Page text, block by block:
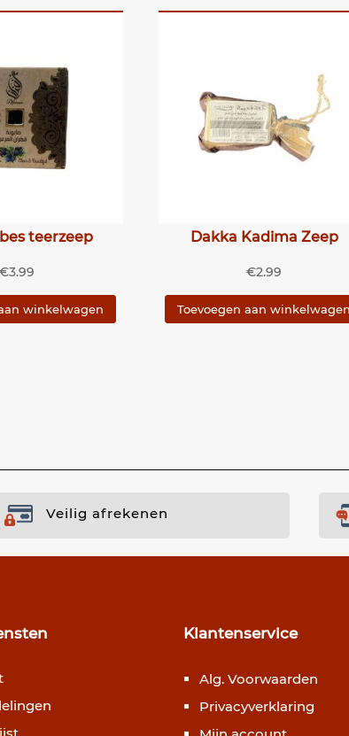
teerzeep
€3.99
winkelwagen
Dakka Kadima Zeep
€2.99
Toevoegen aan winkelwagen
Veilig afrekenen
Klantenservice
Alg. Voorwaarden
Privacyverklaring